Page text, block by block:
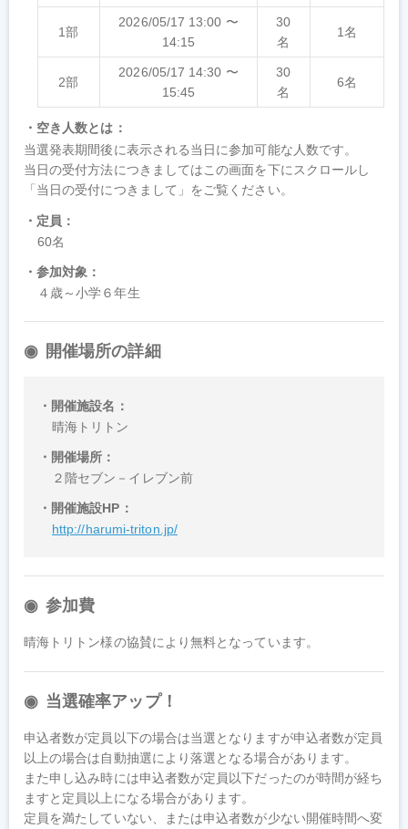
1部
2026/05/17 13:00 〜
14:15
30
名
1名
2部
2026/05/17 14:30 〜
15:45
30
名
6名
空き人数とは
当選発表期間後に表示される当日に参加可能な人数です。
当日の受付方法につきましてはこの画面を下にスクロールし
「当日の受付につきまして」をご覧ください。
定員
60名
参加対象
４歳～小学６年生
開催場所の詳細
開催施設名
晴海トリトン
開催場所
２階セブン－イレブン前
開催施設HP
http://harumi-triton.jp/
参加費
晴海トリトン様の協賛により無料となっています。
当選確率アップ！
申込者数が定員以下の場合は当選となりますが申込者数が定員
以上の場合は自動抽選により落選となる場合があります。
また申し込み時には申込者数が定員以下だったのが時間が経ち
ますと定員以上になる場合があります。
定員を満たしていない、または申込者数が少ない開催時間へ変